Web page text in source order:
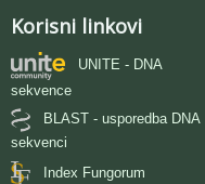
Korisni linkovi
UNITE - DNA
sekvence
BLAST - usporedba DNA
sekvenci
Index Fungorum